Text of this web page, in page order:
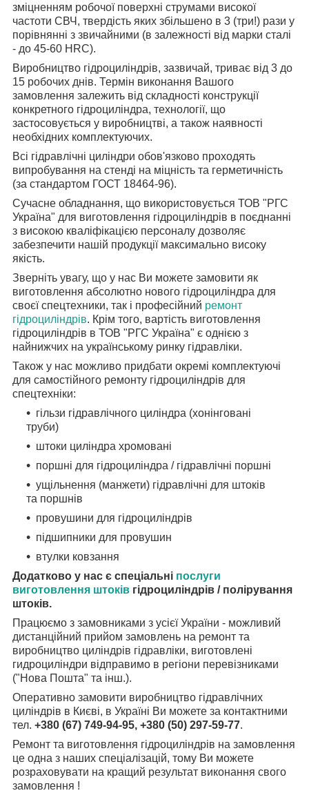
зміцненням робочої поверхні струмами високої
частоти СВЧ , твердість яких збільшено в 3 (три!) рази у
порівнянні з звичайними (в залежності від марки сталі
- до 45-60 HRC).
Виробництво гідроциліндрів, зазвичай, триває від 3 до
15 робочих днів. Термін виконання Вашого
замовлення залежить від складності конструкції
конкретного гідроциліндра, технології, що
застосовується у виробництві, а також наявності
необхідних комплектуючих.
Всі гідравлічні циліндри обов'язково проходять
випробування на стенді на міцність та герметичність
(за стандартом ГОСТ 18464-96).
Сучасне обладнання, що використовується ТОВ "РГС
Україна" для виготовлення гідроциліндрів в поєднанні
з високою кваліфікацією персоналу дозволяє
забезпечити нашій продукції максимально високу
якість.
Зверніть увагу, що у нас Ви можете замовити як
виготовлення абсолютно нового гідроциліндра для
своєї спецтехники, так і професійний ремонт
гідроциліндрів. Крім того, вартість виготовлення
гідроциліндрів в ТОВ "РГС Україна" є однією з
найнижчих на українському ринку гідравліки.
Також у нас можливо придбати окремі комплектуючі
для самостійного ремонту гідроциліндрів для
спецтехніки:
гільзи гідравлічного циліндра (хонінговані
труби)
штоки циліндра хромовані
поршні для гідроциліндра / гідравлічні поршні
ущільнення (манжети) гідравлічні для штоків
та поршнів
провушини для гідроциліндрів
підшипники для провушин
втулки ковзання
Додатково у нас є спеціальні послуги
виготовлення штоків гідроциліндрів / полірування
штоків.
Працюємо з замовниками з усієї України - можливий
дистанційний прийом замовлень на ремонт та
виробництво циліндрів гідравліки, виготовлені
гидроциліндри відправимо в регіони перевізниками
("Нова Пошта" та інш.).
Оперативно замовити виробництво гідравлічних
циліндрів в Києві, в Україні Ви можете за контактними
тел. +380 (67) 749-94-95, +380 (50) 297-59-77.
Ремонт та виготовлення гідроциліндрів на замовлення
це одна з наших спеціалізацій, тому Ви можете
розраховувати на кращий результат виконання свого
замовлення !